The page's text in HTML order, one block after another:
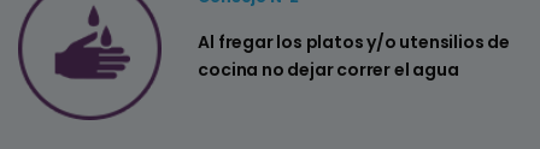
Al fregar los platos y/o utensilios de
cocina no dejar correr el agua